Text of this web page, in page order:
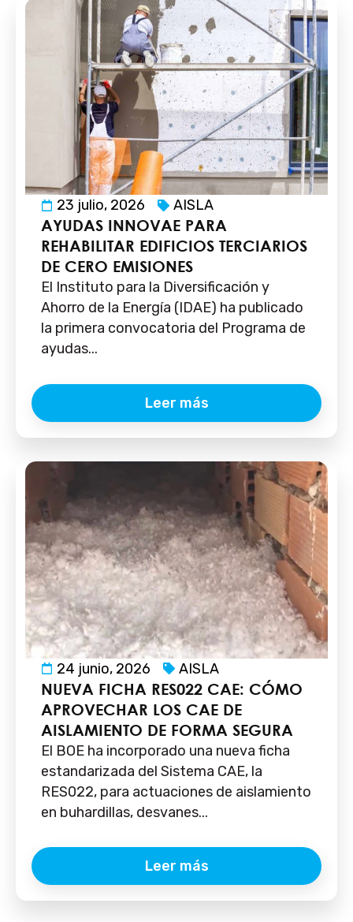
23 julio, 2026 AISLA
AYUDAS INNOVAE PARA
REHABILITAR EDIFICIOS TERCIARIOS
DE CERO EMISIONES
El Instituto para la Diversificación y
Ahorro de la Energía (IDAE) ha publicado
la primera convocatoria del Programa de
ayudas...
Leer más
24 junio, 2026 AISLA
NUEVA FICHA RES022 CAE: CÓMO
APROVECHAR LOS CAE DE
AISLAMIENTO DE FORMA SEGURA
El BOE ha incorporado una nueva ficha
estandarizada del Sistema CAE, la
RES022, para actuaciones de aislamiento
en buhardillas, desvanes...
Leer más